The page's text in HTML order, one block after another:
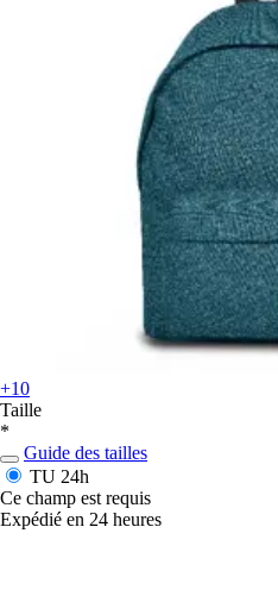
+10
Taille
*
Guide des tailles
TU 24h
Ce champ est requis
Expédié en 24 heures